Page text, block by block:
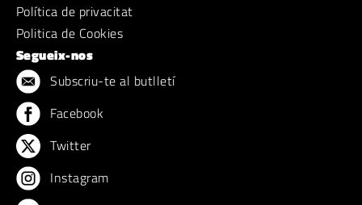
Política de privacitat
Politica de Cookies
Segueix-nos
Subscriu-te al butlletí
Facebook
Twitter
Instagram